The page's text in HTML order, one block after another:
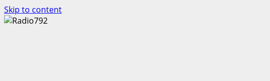
Skip to content